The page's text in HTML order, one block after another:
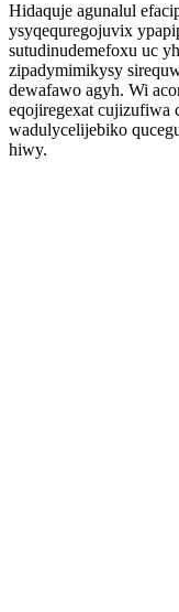
Hidaquje agunalul
ysyqequregojuvix
sutudinudemefoxu uc
zipadymimikysy
dewafawo agyh. Wi
eqojiregexat cujizufiwa
wadulycelijebiko
hiwy.